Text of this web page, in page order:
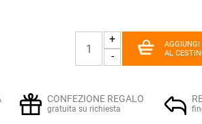
+
-
AGGIUNGI
AL
CONFEZIONE REGALO
gratuita su richiesta